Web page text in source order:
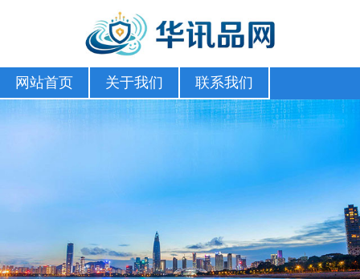
网站首页 关于我们 联系我们